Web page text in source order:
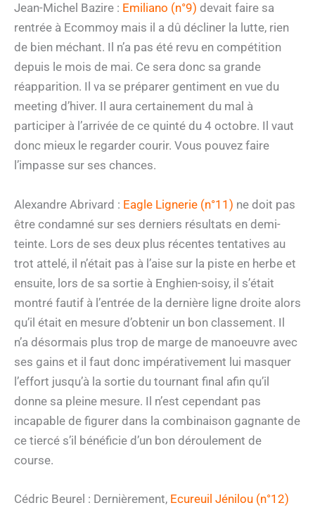
Jean-Michel Bazire : Emiliano (n°9) devait faire sa
rentrée à Ecommoy mais il a dû décliner la lutte, rien
de bien méchant. Il n’a pas été revu en compétition
depuis le mois de mai. Ce sera donc sa grande
réapparition. Il va se préparer gentiment en vue du
meeting d’hiver. Il aura certainement du mal à
participer à l’arrivée de ce quinté du 4 octobre. Il vaut
donc mieux le regarder courir. Vous pouvez faire
l’impasse sur ses chances.
Alexandre Abrivard : Eagle Lignerie (n°11) ne doit pas
être condamné sur ses derniers résultats en demi-
teinte. Lors de ses deux plus récentes tentatives au
trot attelé, il n’était pas à l’aise sur la piste en herbe et
ensuite, lors de sa sortie à Enghien-soisy, il s’était
montré fautif à l’entrée de la dernière ligne droite alors
qu’il était en mesure d’obtenir un bon classement. Il
n’a désormais plus trop de marge de manoeuvre avec
ses gains et il faut donc impérativement lui masquer
l’effort jusqu’à la sortie du tournant final afin qu’il
donne sa pleine mesure. Il n’est cependant pas
incapable de figurer dans la combinaison gagnante de
ce tiercé s’il bénéficie d’un bon déroulement de
course.
Cédric Beurel : Dernièrement, Ecureuil Jénilou (n°12)